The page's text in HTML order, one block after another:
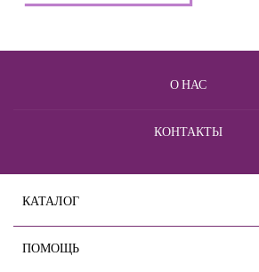
О НАС
КОНТАКТЫ
КАТАЛОГ
ПОМОЩЬ